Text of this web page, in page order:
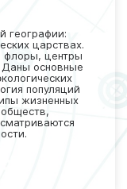
географии:
царствах.
флоры, центры
Даны основные
популяций
жизненных